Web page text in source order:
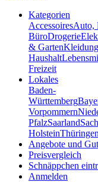
Kategorien
AccessoiresAuto,
BüroDrogerie
& Garten
Haushalt
Freizeit
Lokales
Baden-
Württemberg
Vorpommern
PfalzSaarland
HolsteinThüringen
Angebote und
Preisvergleich
Schnäppchen
Anmelden